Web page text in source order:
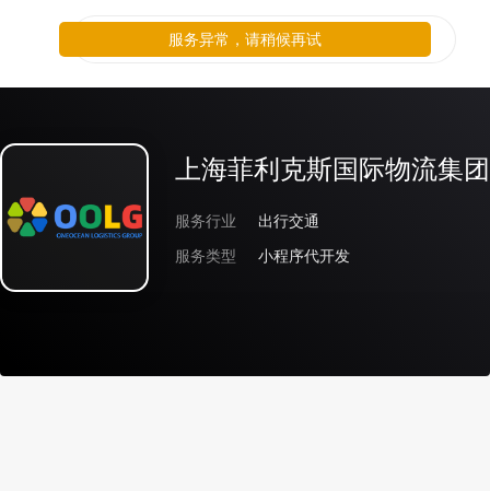
上海菲利克斯国际物流集
服务行业
出行交通
服务类型
小程序代开发
服务异常，请稍候再试